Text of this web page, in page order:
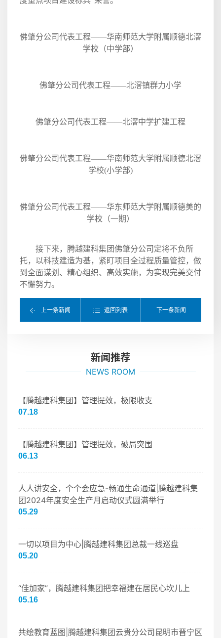
佛肇分公司代表工程——华南师范大学附属顺德北滘
学校（中学部）
佛肇分公司代表工程——北滘镇群力小学
佛肇分公司代表工程——北滘中学扩建工程
佛肇分公司代表工程——华南师范大学附属顺德北滘
学校(小学部)
佛肇分公司代表工程——华东师范大学附属顺德美的
学校（一期）
接下来，腾越建科集团佛肇分公司定将不负所
托，以科技建造为基，紧盯项目全过程质量管控，做
到全面谋划、精心组织、高效实施，为实现完美交付
不懈努力。
上一条新闻 返回列表 下一条新闻
新闻推荐
NEWS ROOM
【腾越建科集团】管理提效，极限收支
07.18
【腾越建科集团】管理提效，破局突围
06.13
人人讲安全，个个会应急-畅通生命通道|腾越建科集
团2024年度安全生产月启动仪式圆满举行
05.29
一切以项目为中心|腾越建科集团总裁一线巡盘
05.20
“佳加家”，腾越建科集团把幸福建在居民心坎儿上
05.16
共绘教育蓝图|腾越建科集团云贵分公司昆明市晋宁区